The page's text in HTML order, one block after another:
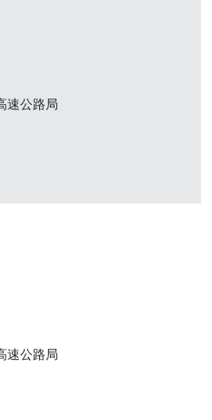
速公路局
速公路局